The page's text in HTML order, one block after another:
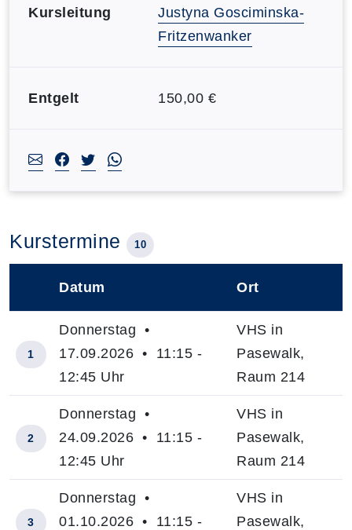
Kursleitung
Justyna Gosciminska-
Fritzenwanker
Entgelt 150,00 €
Kurstermine 10
Datum Ort
1
Donnerstag •
17.09.2026 • 11:15 -
12:45 Uhr
VHS in
Pasewalk,
Raum 214
2
Donnerstag •
24.09.2026 • 11:15 -
12:45 Uhr
VHS in
Pasewalk,
Raum 214
3
Donnerstag •
01.10.2026 • 11:15 -
VHS in
Pasewalk,